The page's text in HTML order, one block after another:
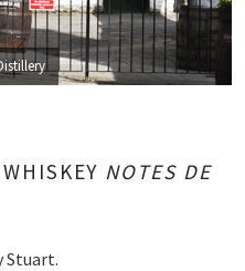
NOTES DE
Stuart.